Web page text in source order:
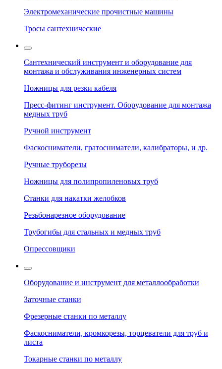
Электромеханические прочистные машины
Тросы сантехнические
Сантехнический инструмент и оборудование для
монтажа и обслуживания инженерных систем
Ножницы для резки кабеля
Пресс-фитинг инструмент. Оборудование для монтажа
медных труб
Ручной инструмент
Фаскосниматели, гратосниматели, калибраторы, и др.
Ручные труборезы
Ножницы для полипропиленовых труб
Станки для накатки желобков
Резьбонарезное оборудование
Трубогибы для стальных и медных труб
Опрессовщики
Оборудование и инструмент для металлообработки
Заточные станки
Фрезерные станки по металлу
Фаскосниматели, кромкорезы, торцеватели для труб и
листа
Токарные станки по металлу